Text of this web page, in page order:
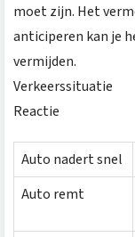
moet zijn. Het
anticiperen kan je
vermijden.
Verkeerssituatie
Reactie
Auto nadert snel
Auto remt